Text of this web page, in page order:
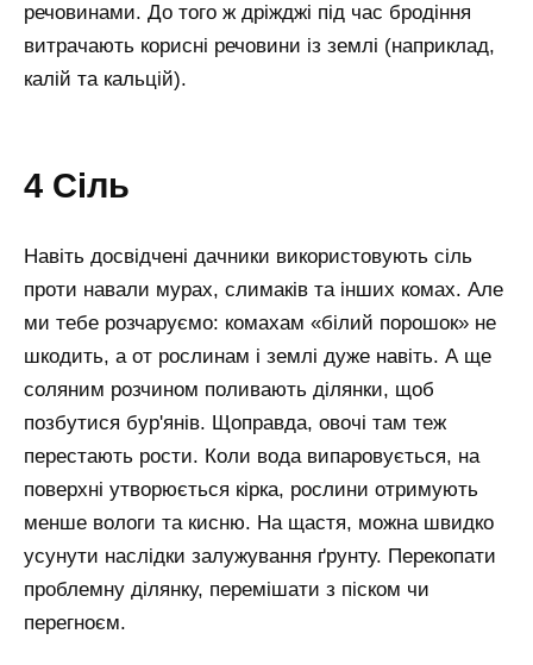
речовинами. До того ж дріжджі під час бродіння
витрачають корисні речовини із землі (наприклад,
калій та кальцій).
4 Сіль
Навіть досвідчені дачники використовують сіль
проти навали мурах, слимаків та інших комах. Але
ми тебе розчаруємо: комахам «білий порошок» не
шкодить, а от рослинам і землі дуже навіть. А ще
соляним розчином поливають ділянки, щоб
позбутися бур'янів. Щоправда, овочі там теж
перестають рости. Коли вода випаровується, на
поверхні утворюється кірка, рослини отримують
менше вологи та кисню. На щастя, можна швидко
усунути наслідки залужування ґрунту. Перекопати
проблемну ділянку, перемішати з піском чи
перегноєм.